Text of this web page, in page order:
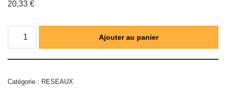
20,33 €
Ajouter au panier
Catégorie : RESEAUX